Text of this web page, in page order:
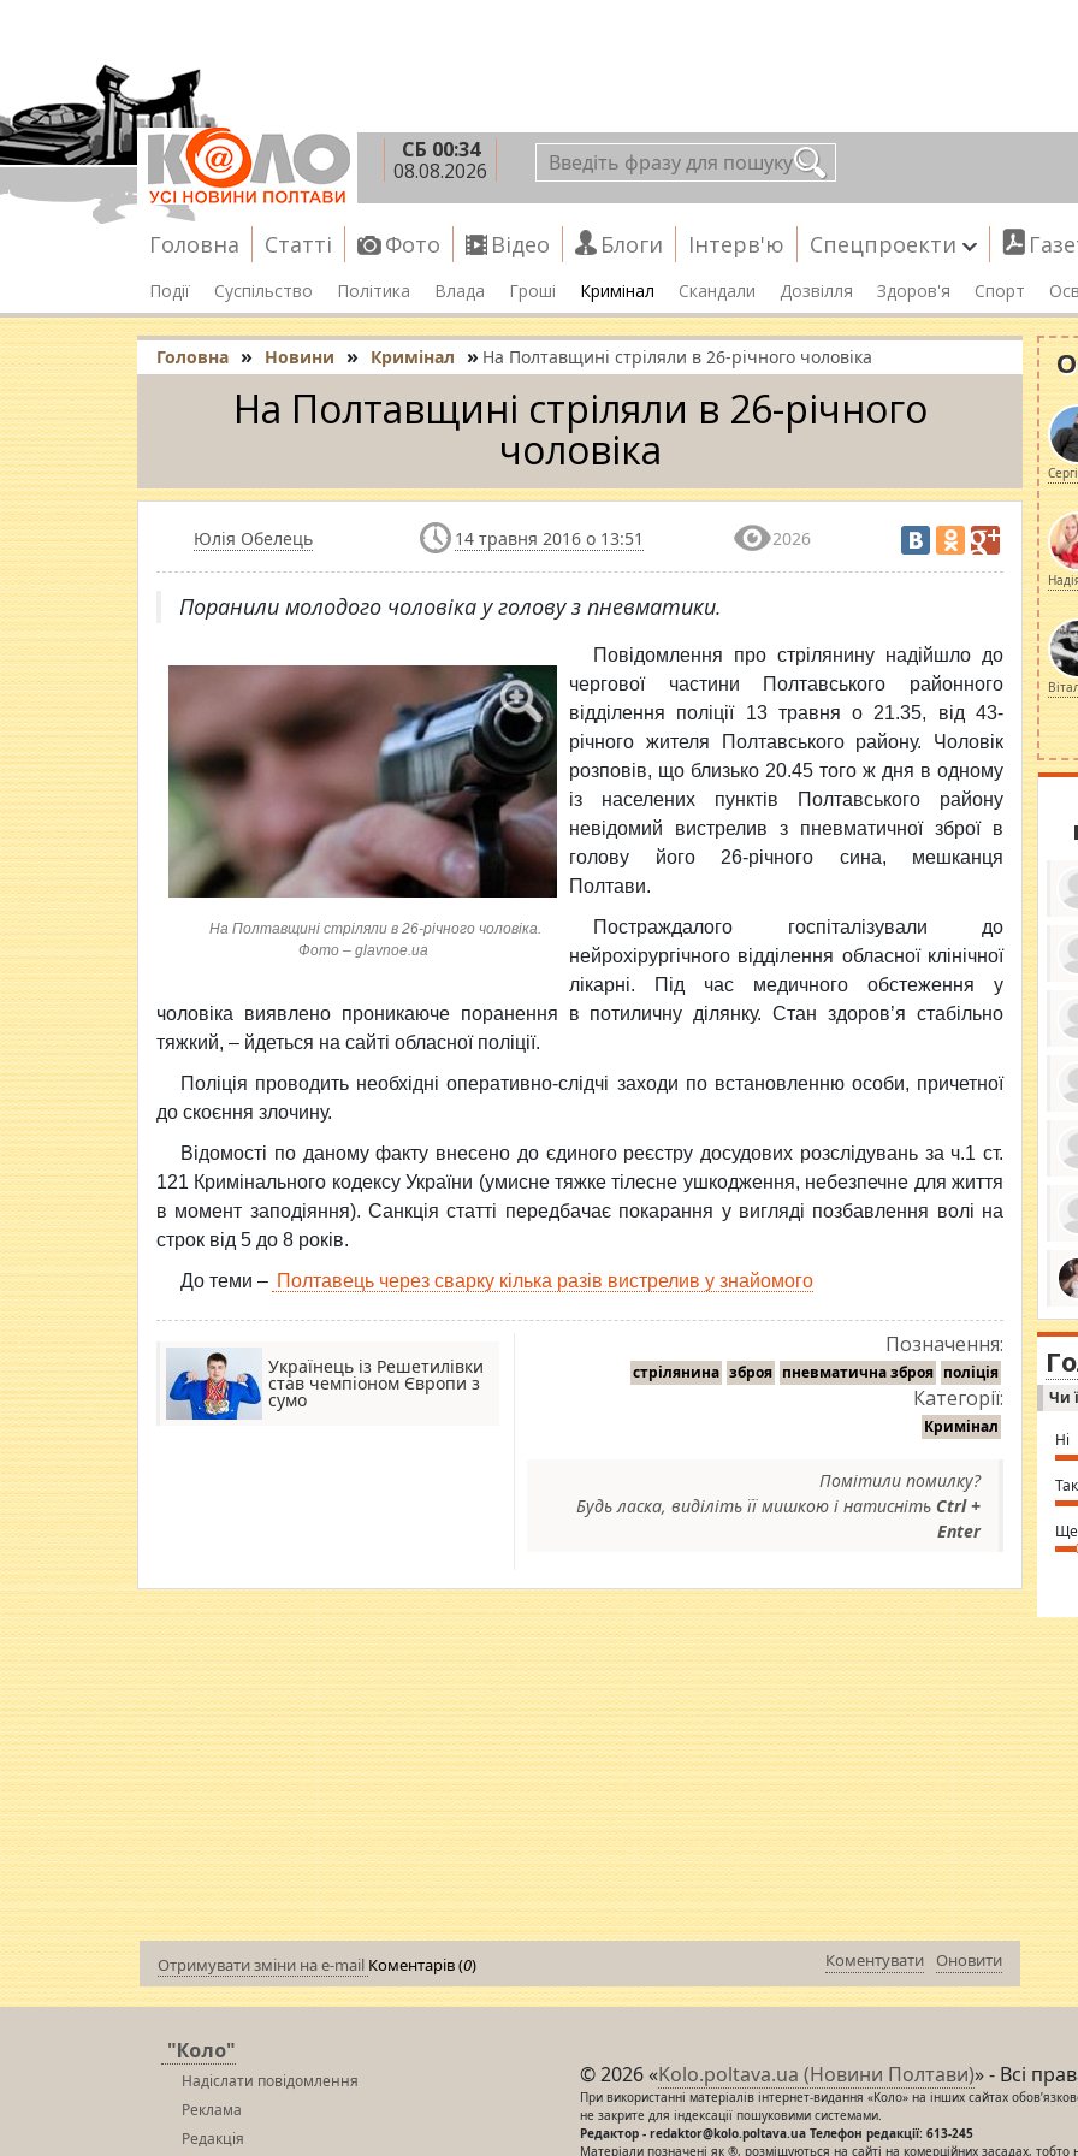
СБ 00:34
08.08.2026
Головна Статті Фото Відео Блоги Інтерв'ю Спецпроекти
Події Суспільство Політика Влада Гроші Кримінал Скандали Дозвілля Здоров'я Спорт
Головна » Новини » Кримінал » На Полтавщині стріляли в 26-річного чоловіка
На Полтавщині стріляли в 26-річного
чоловіка
Юлія Обелець 14 травня 2016 о 13:51 2026
Поранили молодого чоловіка у голову з пневматики.
На Полтавщині стріляли в 26-річного чоловіка.
Фото – glavnoe.ua
Повідомлення про стрілянину надійшло до
чергової частини Полтавського районного
відділення поліції 13 травня о 21.35, від 43-
річного жителя Полтавського району. Чоловік
розповів, що близько 20.45 того ж дня в одному
із населених пунктів Полтавського району
невідомий вистрелив з пневматичної зброї в
голову його 26-річного сина, мешканця
Полтави.
Постраждалого госпіталізували до
нейрохірургічного відділення обласної клінічної
лікарні. Під час медичного обстеження у
чоловіка виявлено проникаюче поранення в потиличну ділянку. Стан здоров’я стабільно
тяжкий, – йдеться на сайті обласної поліції.
Поліція проводить необхідні оперативно-слідчі заходи по встановленню особи, причетної
до скоєння злочину.
Відомості по даному факту внесено до єдиного реєстру досудових розслідувань за ч.1 ст.
121 Кримінального кодексу України (умисне тяжке тілесне ушкодження, небезпечне для життя
в момент заподіяння). Санкція статті передбачає покарання у вигляді позбавлення волі на
строк від 5 до 8 років.
До теми – Полтавець через сварку кілька разів вистрелив у знайомого
Українець із Решетилівки
став чемпіоном Європи з
сумо
Позначення:
стрілянина зброя пневматична зброя поліція
Категорії:
Кримінал
Помітили помилку?
Будь ласка, виділіть її мишкою і натисніть Ctrl +
Enter
Отримувати зміни на e-mail Коментарів (0) Оновити
Коментувати
за
ми
in
⇒
Чи
Ні
Так
Ще
"Коло"
Надіслати повідомлення
Реклама
Редакція
© 2026 «Kolo.poltava.ua (Новини Полтави)» - Всі
При використанні матеріалів інтернет-видання «Коло» на інших сайтах
не закрите для індексації пошуковими системами.
Редактор - redaktor@kolo.poltava.ua Телефон редакції: 613-245
Матеріали позначені як ®, розміщуються на сайті на комерційних засадах, тобто